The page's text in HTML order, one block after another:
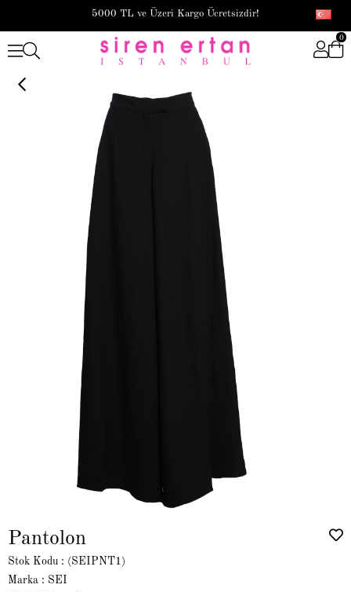
5000 TL ve Üzeri Kargo Ücretsizdir!
0
Pantolon
Stok Kodu
(SEIPNT1)
Marka : SEI